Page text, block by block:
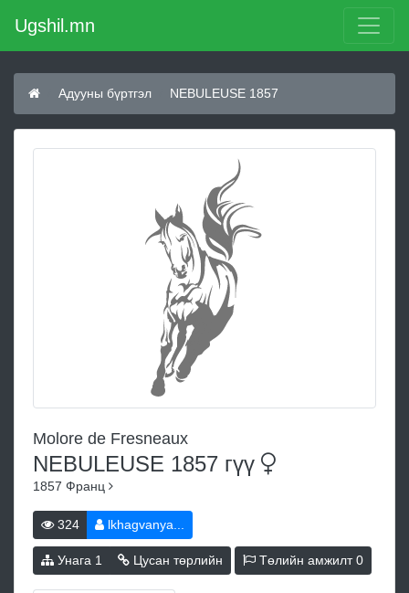
Ugshil.mn
Адууны бүртгэл NEBULEUSE 1857
Molore de Fresneaux
NEBULEUSE 1857 гүү
1857 Франц
324 lkhagvanya...
Унага 1 Цусан төрлийн Төлийн амжилт0